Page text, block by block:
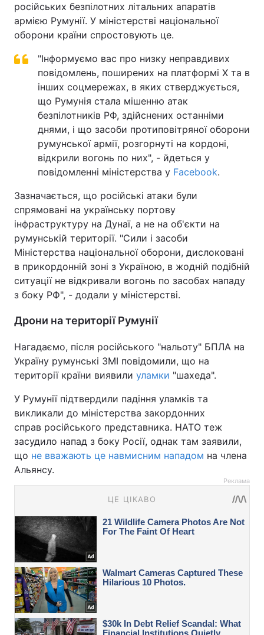
російських безпілотних літальних апаратів
армією Румунії. У міністерстві національної
оборони країни спростовують це.
"Інформуємо вас про низку неправдивих
повідомлень, поширених на платформі X та в
інших соцмережах, в яких стверджується,
що Румунія стала мішенню атак
безпілотників РФ, здійснених останніми
днями, і що засоби протиповітряної оборони
румунської армії, розгорнуті на кордоні,
відкрили вогонь по них", - йдеться у
повідомленні міністерства у Facebook.
Зазначається, що російські атаки були
спрямовані на українську портову
інфраструктуру на Дунаї, а не на об'єкти на
румунській території. "Сили і засоби
Міністерства національної оборони, дислоковані
в прикордонній зоні з Україною, в жодній подібній
ситуації не відкривали вогонь по засобах нападу
з боку РФ", - додали у міністерстві.
Дрони на території Румунії
Нагадаємо, після російського "нальоту" БПЛА на
Україну румунські ЗМІ повідомили, що на
території країни виявили уламки "шахеда".
У Румунії підтвердили падіння уламків та
викликали до міністерства закордонних
справ російського представника. НАТО теж
засудило напад з боку Росії, однак там заявили,
що не вважають це навмисним нападом на члена
Альянсу.
Реклама